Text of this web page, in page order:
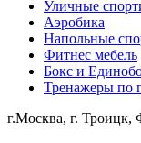
Уличные
Аэробика
Напольные
Фитнес мебель
Бокс и
Тренажеры по
г.Москва, г. Троицк,